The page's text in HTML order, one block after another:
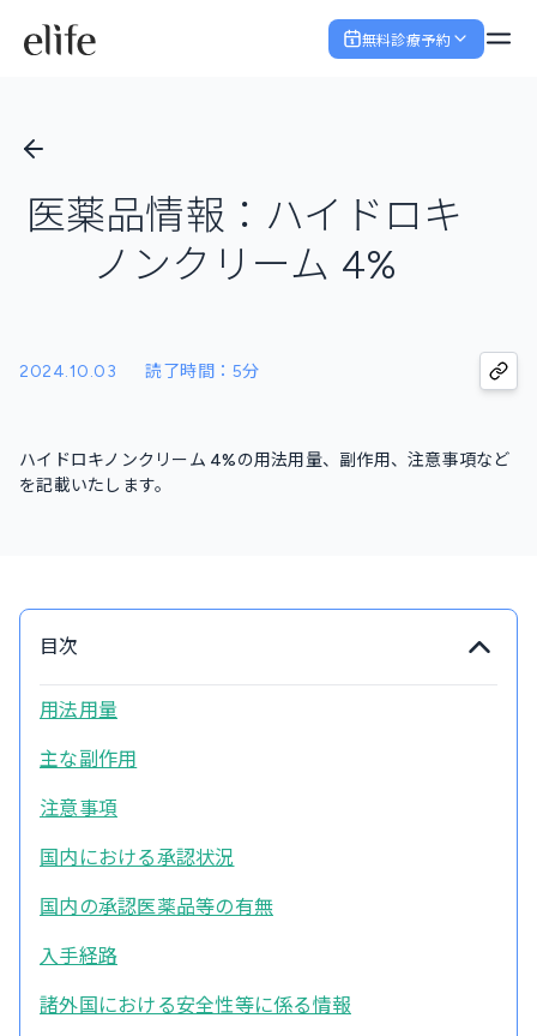
無料診療予約
医薬品情報：ハイドロキ
ノンクリーム 4%
2024.10.03 読了時間：5分
ハイドロキノンクリーム 4%の用法用量、副作用、注意事項など
を記載いたします。
目次
用法用量
主な副作用
注意事項
国内における承認状況
国内の承認医薬品等の有無
入手経路
諸外国における安全性等に係る情報